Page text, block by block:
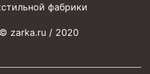
фабрики
zarka.ru / 2020